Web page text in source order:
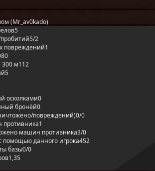
(Mr_av0kado)
5
5/2
повреждений1
м112
5
осколками0
бронёй0
повреждений)0/0
1
машин противника3/0
помощью данного игрока452
базы0/0
1,35